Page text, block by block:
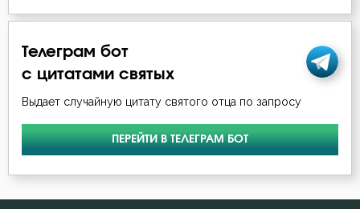
Телеграм бот
с цитатами святых
Выдает случайную цитату святого отца по запросу
ПЕРЕЙТИ В ТЕЛЕГРАМ БОТ